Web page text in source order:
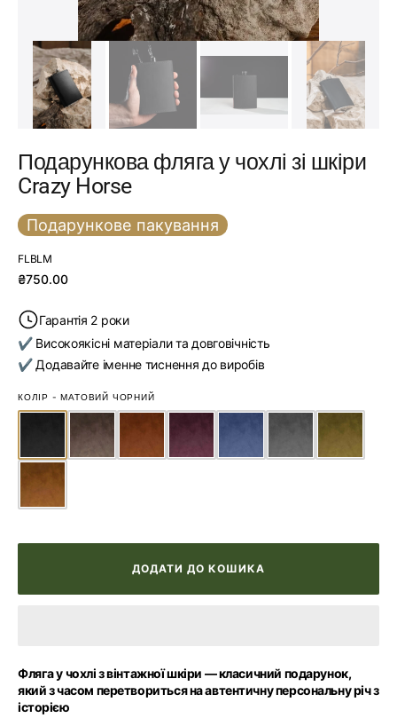
Подарункова фляга у чохлі зі шкіри
Crazy Horse
Подарункове пакування
SKU:
FLBLM
Звичайна
₴750.00
Гарантія 2 роки
✔ Високоякісні матеріали та довговічність
✔ Додавайте іменне тиснення до виробів
КОЛІР -МАТОВИЙ ЧОРНИЙ
ДОДАТИ ДО КОШИКА
Фляга у чохлі з вінтажної шкіри — класичний подарунок,
який з часом перетвориться на автентичну персональну річ з
історією